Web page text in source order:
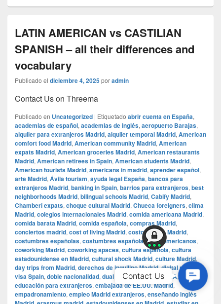
LATIN AMERICAN vs CASTILIAN
SPANISH – all their differences and
vocabulary
Publicado el diciembre 4, 2025poradmin
Contact Us on Threema
Publicado en Uncategorized | Etiquetado abrir cuenta en España,
academias de español, academias de inglés, aeropuerto Barajas,
alquiler para extranjeros Madrid, alquiler temporal Madrid, American
comfort food Madrid, American community Madrid, American
expats Madrid, American groceries Madrid, American restaurants
Madrid, American retirees in Spain, American students Madrid,
American tourists Madrid, americans in madrid, aprender español,
arte Madrid, Ávila tourism, ayuda legal España, bancos para
extranjeros Madrid, banking in Spain, barrios para extranjeros, best
neighborhoods Madrid, bilingual schools Madrid, Cabify Madrid,
Chamberí expats, choque cultural Madrid, Chueca foreigners, clima
Madrid, colegios internacionales Madrid, comida americana Madrid,
comida barata Madrid, comida española, compras Madrid,
conciertos madrid, cost of living Madrid, costo de vida Madrid,
costumbres españolas, costumbres españolas para americanos,
coworking Madrid, coworking spaces, cultura española, cultura
estadounidense en Madrid, cultural shock Madrid, culture Madrid,
day trips from Madrid, derechos de inquilino Madrid,digital nomad
visa Spain, doble nacionalidad, dual citizenship Spain USA,
educación para extranjeros, embajada de EE.UU. Madrid,
empadronamiento, empleo Madrid extranjeros, enseñando inglés
Us
Contact Us